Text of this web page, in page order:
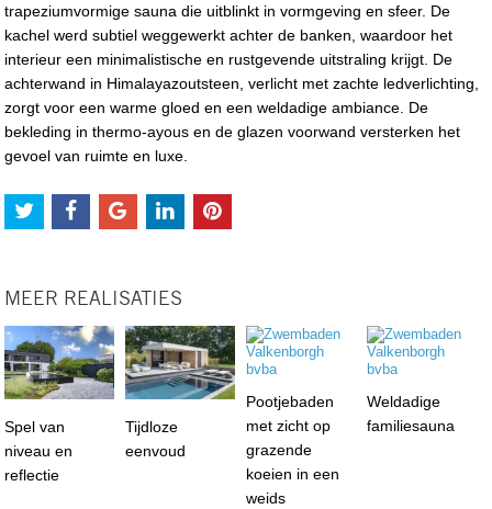
trapeziumvormige sauna die uitblinkt in vormgeving en sfeer. De
kachel werd subtiel weggewerkt achter de banken, waardoor het
interieur een minimalistische en rustgevende uitstraling krijgt. De
achterwand in Himalayazoutsteen, verlicht met zachte ledverlichting,
zorgt voor een warme gloed en een weldadige ambiance. De
bekleding in thermo-ayous en de glazen voorwand versterken het
gevoel van ruimte en luxe.
MEER REALISATIES
Spel van
niveau en
reflectie
Tijdloze
eenvoud
Pootjebaden
met zicht op
grazende
koeien in een
weids
Weldadige
familiesauna